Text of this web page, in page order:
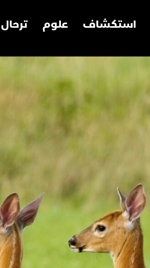
استكشاف علوم ترحال